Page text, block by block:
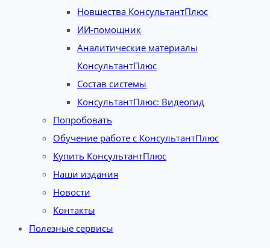
Новшества КонсультантПлюс
ИИ-помощник
Аналитические материалы
КонсультантПлюс
Состав системы
КонсультантПлюс: Видеогид
Попробовать
Обучение работе с КонсультантПлюс
Купить КонсультантПлюс
Наши издания
Новости
Контакты
Полезные сервисы